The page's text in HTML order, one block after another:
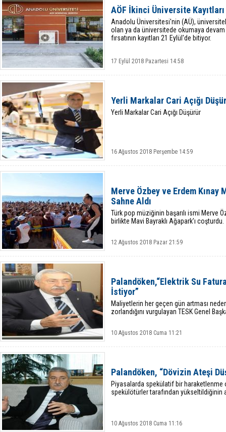
AÖF İkinci Üniversite
Anadolu Üniversitesi'nin (AÜ),
olan ya da üniversitede okumaya
fırsatının kayıtları 21 Eylül'de bitiyor.
17 Eylül 2018 Pazartesi 14:58
Yerli Markalar Cari Açığı
Yerli Markalar Cari Açığı Düşürür
16 Ağustos 2018 Perşembe 14:59
Merve Özbey ve Erdem Kınay
Sahne Aldı
Türk pop müziğinin başarılı ismi Merve
birlikte Mavi Bayraklı Ağapark’ı coşturdu.
12 Ağustos 2018 Pazar 21:59
Palandöken,“Elektrik Su
İstiyor”
Maliyetlerin her geçen gün artması
zorlandığını vurgulayan TESK Genel
10 Ağustos 2018 Cuma 11:21
Palandöken, “Dövizin Ateşi
Piyasalarda spekülatif bir haraketlenme
spekülötürler tarafından yükseltildiğinin
10 Ağustos 2018 Cuma 11:16